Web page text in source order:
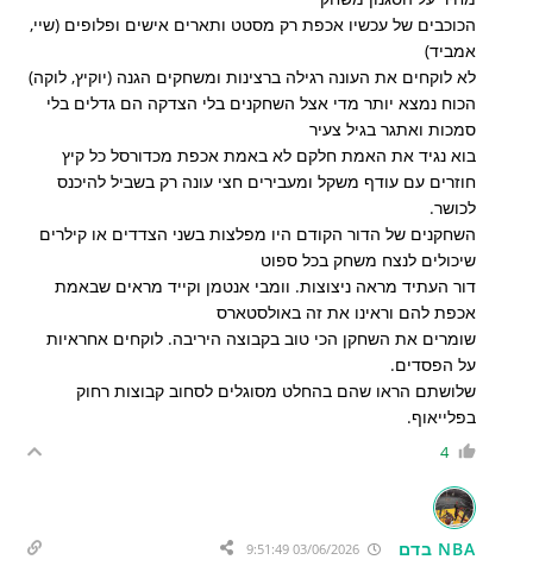
הכוכבים של עכשיו אכפת רק מסטט ותארים אישים ופלופים (שיי,
אמביד)
לא לוקחים את העונה רגילה ברצינות ומשחקים הגנה (יוקיץ, לוקה)
הכוח נמצא יותר מדי אצל השחקנים בלי הצדקה הם גדלים בלי
סמכות ואתגר בגיל צעיר
בוא נגיד את האמת חלקם לא באמת אכפת מכדורסל כל קיץ
חוזרים עם עודף משקל ומעבירים חצי עונה רק בשביל להיכנס
לכושר.
השחקנים של הדור הקודם היו מפלצות בשני הצדדים או קילרים
שיכולים לנצח משחק בכל ספוט
דור העתיד מראה ניצוצות. וומבי אנטמן וקייד מראים שבאמת
אכפת להם וראינו את זה באולסטארס
שומרים את השחקן הכי טוב בקבוצה היריבה. לוקחים אחראיות
על הפסדים.
שלושתם הראו שהם בהחלט מסוגלים לסחוב קבוצות רחוק
בפלייאוף.
4
NBA בדם 03/06/2026 9:51:49